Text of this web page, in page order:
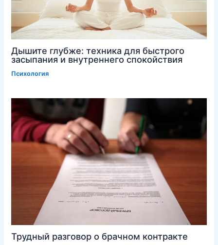
Дышите глубже: техника для быстрого
засыпания и внутреннего спокойствия
Психология
Трудный разговор о брачном контракте